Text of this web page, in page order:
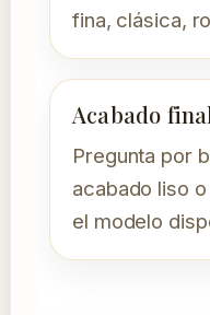
fina, clásica,
Acabado
Pregunta por
acabado liso
el modelo